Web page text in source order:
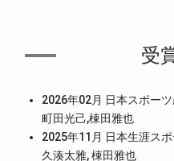
受
2026年02月 日本スポー
町田光己,棟田雅也
2025年11月 日本生涯ス
久湊太雅, 棟田雅也